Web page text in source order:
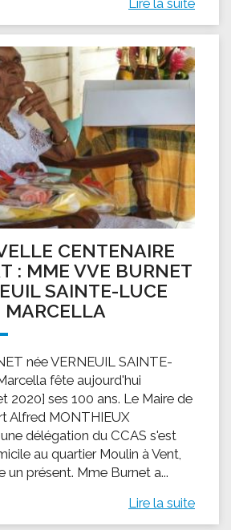
CENTENAIRE
: MME VVE BURNET
SAINTE-LUCE
MARCELLA
née VERNEUIL SAINTE-
fête aujourd'hui
2020] ses 100 ans. Le Maire de
Alfred MONTHIEUX
délégation du CCAS s'est
au quartier Moulin à Vent,
un présent. Mme Burnet a...
Lire la suite